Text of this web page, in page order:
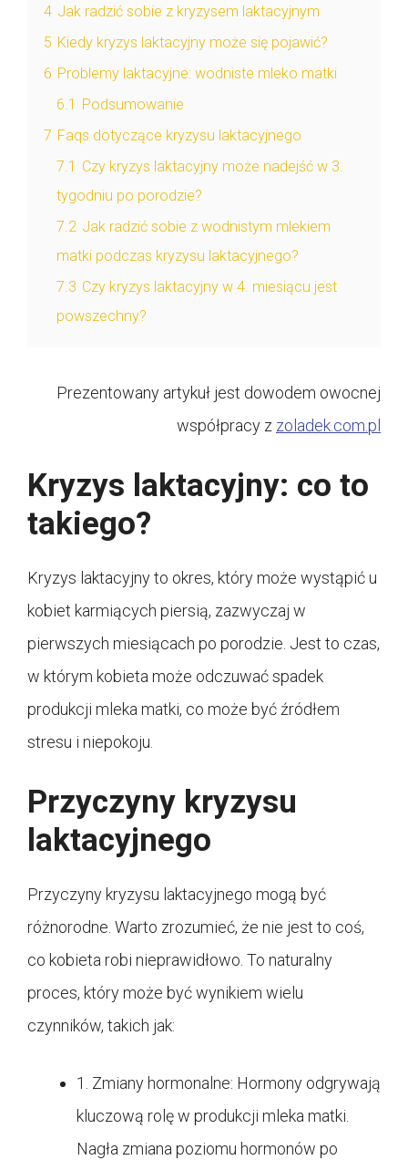
4 Jak radzić sobie z kryzysem laktacyjnym
5 Kiedy kryzys laktacyjny może się pojawić?
6 Problemy laktacyjne: wodniste mleko matki
6.1
Podsumowanie
7 Faqs dotyczące kryzysu laktacyjnego
7.1 Czy kryzys laktacyjny może nadejść w 3.
tygodniu po porodzie?
7.2 Jak radzić sobie z wodnistym mlekiem
matki podczas kryzysu laktacyjnego?
7.3 Czy kryzys laktacyjny w 4. miesiącu jest
powszechny?
Prezentowany artykuł jest dowodem owocnej
współpracy z zoladek.com.pl
Kryzys laktacyjny: co to
takiego?
Kryzys laktacyjny to okres, który może wystąpić u
kobiet karmiących piersią, zazwyczaj w
pierwszych miesiącach po porodzie. Jest to czas,
w którym kobieta może odczuwać spadek
produkcji mleka matki, co może być źródłem
stresu i niepokoju.
Przyczyny kryzysu
laktacyjnego
Przyczyny kryzysu laktacyjnego mogą być
różnorodne. Warto zrozumieć, że nie jest to coś,
co kobieta robi nieprawidłowo. To naturalny
proces, który może być wynikiem wielu
czynników, takich jak:
1. Zmiany hormonalne: Hormony odgrywają
kluczową rolę w produkcji mleka matki.
Nagła zmiana poziomu hormonów po